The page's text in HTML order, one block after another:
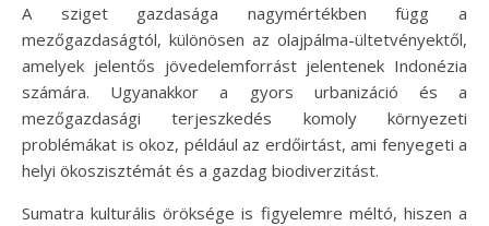
A sziget gazdasága nagymértékben függ a
mezőgazdaságtól, különösen az olajpálma-ültetvényektől,
amelyek jelentős jövedelemforrást jelentenek Indonézia
számára. Ugyanakkor a gyors urbanizáció és a
mezőgazdasági terjeszkedés komoly környezeti
problémákat is okoz, például az erdőirtást, ami fenyegeti a
helyi ökoszisztémát és a gazdag biodiverzitást.
Sumatra kulturális öröksége is figyelemre méltó, hiszen a